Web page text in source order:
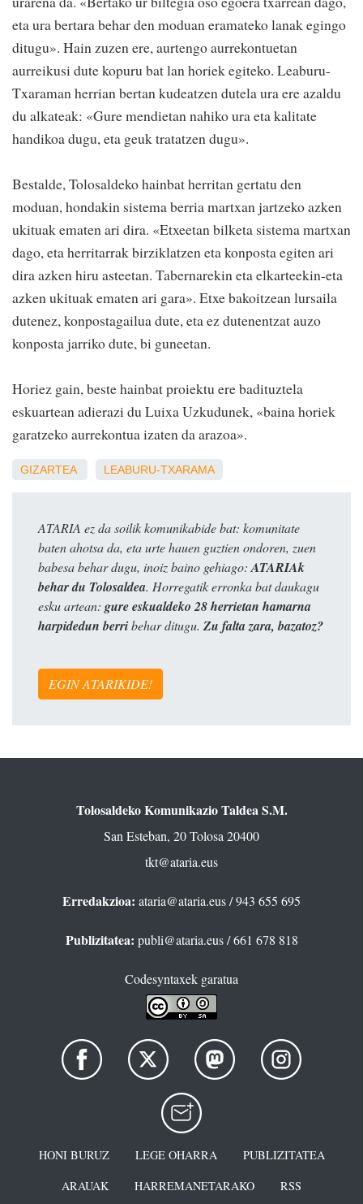
eta ura bertara behar den moduan eramateko lanak egingo
ditugu». Hain zuzen ere, aurtengo aurrekontuetan
aurreikusi dute kopuru bat lan horiek egiteko. Leaburu-
Txaraman herrian bertan kudeatzen dutela ura ere azaldu
du alkateak: «Gure mendietan nahiko ura eta kalitate
handikoa dugu, eta geuk tratatzen dugu».
Bestalde, Tolosaldeko hainbat herritan gertatu den
moduan, hondakin sistema berria martxan jartzeko azken
ukituak ematen ari dira. «Etxeetan bilketa sistema martxan
dago, eta herritarrak birziklatzen eta konposta egiten ari
dira azken hiru asteetan. Tabernarekin eta elkarteekin-eta
azken ukituak ematen ari gara». Etxe bakoitzean lursaila
dutenez, konpostagailua dute, eta ez dutenentzat auzo
konposta jarriko dute, bi guneetan.
Horiez gain, beste hainbat proiektu ere badituztela
eskuartean adierazi du Luixa Uzkudunek, «baina horiek
garatzeko aurrekontua izaten da arazoa».
GIZARTEA LEABURU-TXARAMA
ATARIA ez da soilik komunikabide bat: komunitate
baten ahotsa da, eta urte hauen guztien ondoren, zuen
babesa behar dugu, inoiz baino gehiago: ATARIAk
behar du Tolosaldea. Horregatik erronka bat daukagu
esku artean: gure eskualdeko 28 herrietan hamarna
harpidedun berribehar ditugu. Zu falta zara, bazatoz?
EGIN ATARIKIDE!
Tolosaldeko Komunikazio Taldea S.M.
San Esteban, 20 Tolosa 20400
tkt@ataria.eus
Erredakzioa: ataria@ataria.eus/ 943 655 695
Publizitatea: publi@ataria.eus/ 661 678 818
Codesyntaxek garatua
HONI BURUZ LEGE OHARRA
PUBLIZITATEA
ARAUAK
HARREMANETARAKO RSS